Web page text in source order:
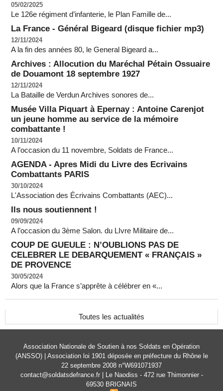
05/02/2025
Le 126e régiment d’infanterie, le Plan Famille de...
La France - Général Bigeard (disque fichier mp3)
12/11/2024
A la fin des années 80, le General Bigeard a...
Archives : Allocution du Maréchal Pétain Ossuaire
de Douamont 18 septembre 1927
12/11/2024
La Bataille de Verdun Archives sonores de...
Musée Villa Piquart à Epernay : Antoine Carenjot
un jeune homme au service de la mémoire
combattante !
10/11/2024
A l’occasion du 11 novembre, Soldats de France...
AGENDA - Apres Midi du Livre des Ecrivains
Combattants PARIS
30/10/2024
L'Association des Écrivains Combattants (AEC)...
Ils nous soutiennent !
09/09/2024
A l’occasion du 3ème Salon. du LIvre Militaire de...
COUP DE GUEULE : N’OUBLIONS PAS DE
CELEBRER LE DEBARQUEMENT « FRANÇAIS »
DE PROVENCE
30/05/2024
Alors que la France s’apprête à célébrer en «...
Toutes les actualités
Association Nationale de Soutien à nos Soldats en Opération
(ANSSO) | Association loi 1901 déposée en préfecture du Rhône le
22 septembre 2008 n°W691071937
contact@soldatsdefrance.fr | Le Naodiss - 472 rue Thimonnier -
69530 BRIGNAIS